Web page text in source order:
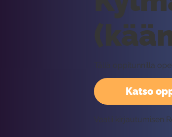
Katso
Tällä oppitunnilla
Vaatii kirjautumisen